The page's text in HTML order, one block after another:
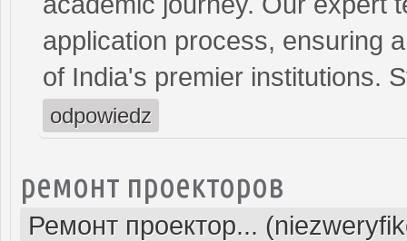
application process, ensuring
of India's premier institutions.
odpowiedz
ремонт проекторов
Ремонт проектор...